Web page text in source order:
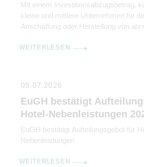
Mit einem Investitionsabzugsbetrag,
kleine und mittlere Unternehmen für
Anschaffung oder Herstellung von
bis zu 50 % der voraussichtlichen
Überschuss-Rechnung ermittelt wird.
WEITERLESEN
09.07.2026
EuGH bestätigt
Hotel-Nebenleistungen
EuGH bestätigt Aufteilungsgebot für
Nebenleistungen
WEITERLESEN